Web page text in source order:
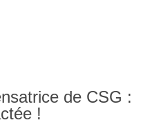
de CSG :
!